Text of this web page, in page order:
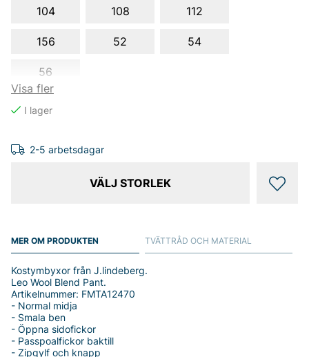
Visa fler
104 108 112
156 52 54
56
2-5 arbetsdagar
VÄLJ STORLEK
MER OM PRODUKTEN
Kostymbyxor från J.lindeberg.
Leo Wool Blend Pant.
Artikelnummer: FMTA12470
- Normal midja
- Smala ben
- Öppna sidofickor
- Passpoalfickor baktill
- Zipgylf och knapp
TVÄTTRÅD OCH MATERIAL